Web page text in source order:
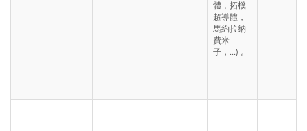
體，拓樸
超導體，
馬約拉納
費米
子，...) 。